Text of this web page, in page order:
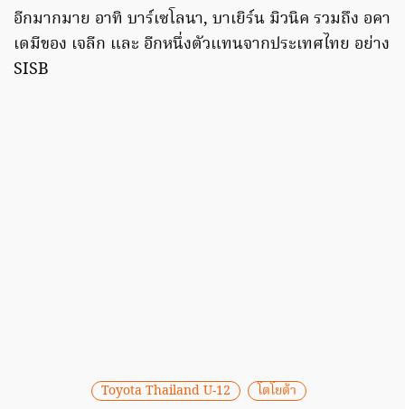
อีกมากมาย อาทิ บาร์เซโลนา, บาเยิร์น มิวนิค รวมถึง อคา
เดมีของ เจลีก และ อีกหนึ่งตัวแทนจากประเทศไทย อย่าง
SISB
Toyota Thailand U-12 โตโยต้า